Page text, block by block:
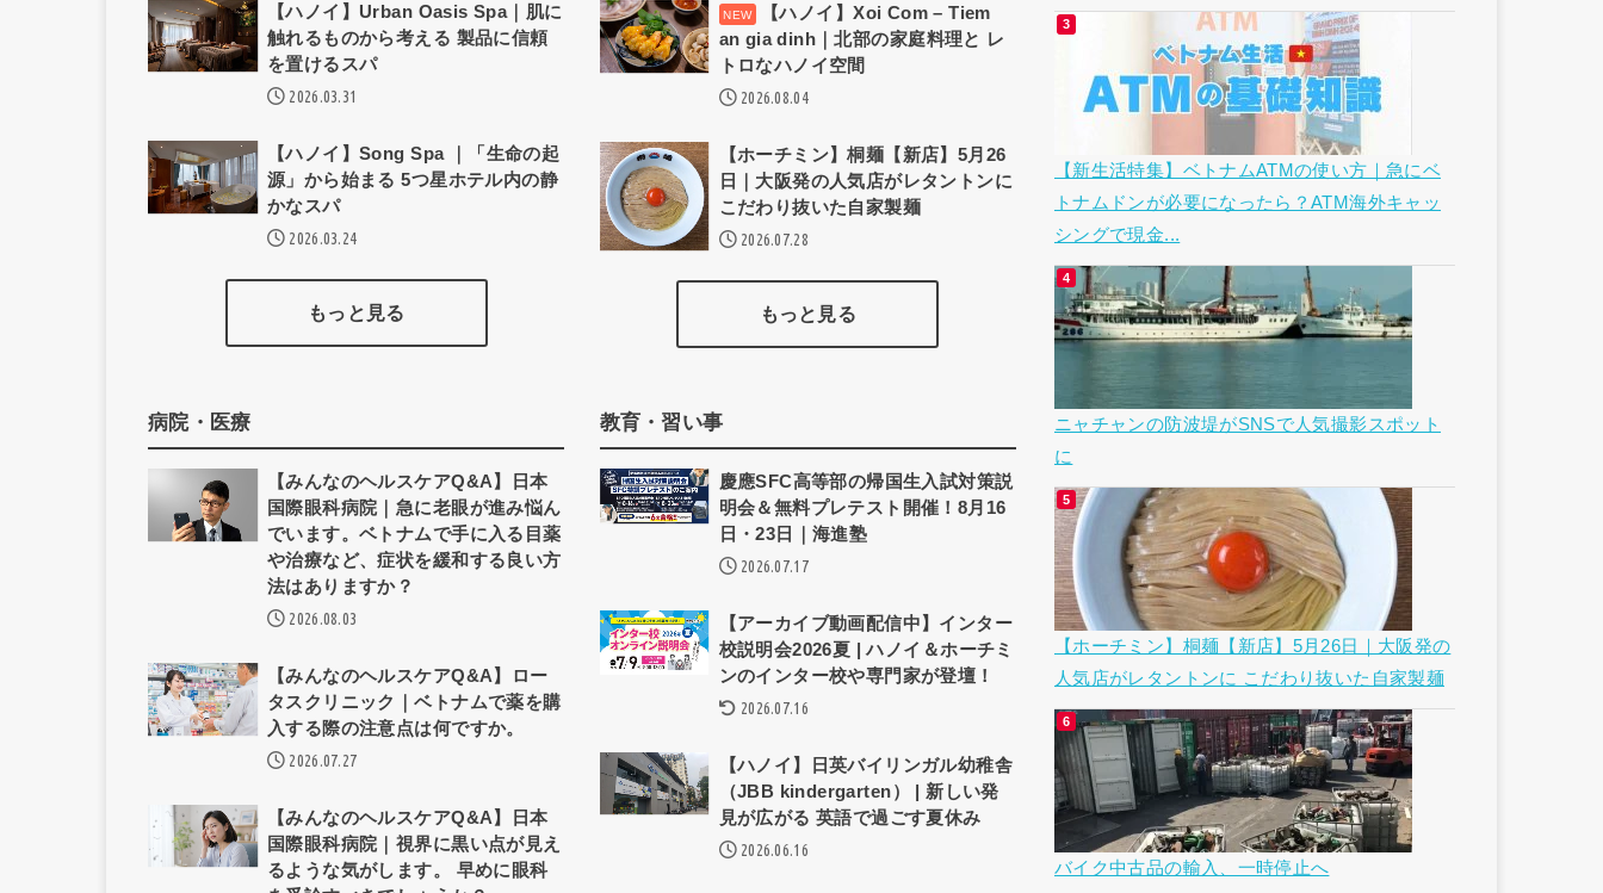
【ハノイ】Urban Oasis Spa｜肌に
触れるものから考える 製品に信頼
を置けるスパ
2026.03.31
【ハノイ】Song Spa ｜「生命の起
源」から始まる 5つ星ホテル内の静
かなスパ
2026.03.24
もっと見る
【ハノイ】Xoi Com – Tiem
an gia dinh｜北部の家庭料理と レ
トロなハノイ空間
2026.08.04
【ホーチミン】桐麺【新店】5月26
日｜大阪発の人気店がレタントンに
こだわり抜いた自家製麺
2026.07.28
もっと見る
病院・医療
【みんなのヘルスケアQ&A】日本
国際眼科病院｜急に老眼が進み悩ん
でいます。ベトナムで手に入る目薬
や治療など、症状を緩和する良い方
法はありますか？
2026.08.03
【みんなのヘルスケアQ&A】ロー
タスクリニック｜ベトナムで薬を購
入する際の注意点は何ですか。
2026.07.27
【みんなのヘルスケアQ&A】日本
国際眼科病院｜視界に黒い点が見え
るような気がします。 早めに眼科
教育・習い事
慶應SFC高等部の帰国生入試対策説
明会＆無料プレテスト開催！8月16
日・23日｜海進塾
2026.07.17
【アーカイブ動画配信中】インター
校説明会2026夏 | ハノイ＆ホーチミ
ンのインター校や専門家が登壇！
2026.07.16
【ハノイ】日英バイリンガル幼稚舎
（JBB kindergarten） | 新しい発
見が広がる 英語で過ごす夏休み
2026.06.16
【新生活特集】ベトナムATMの使い方｜急にベ
トナムドンが必要になったら？ATM海外キャッ
シングで現金...
ニャチャンの防波堤がSNSで人気撮影スポット
に
【ホーチミン】桐麺【新店】5月26日｜大阪発の
人気店がレタントンに こだわり抜いた自家製麺
バイク中古品の輸入、一時停止へ